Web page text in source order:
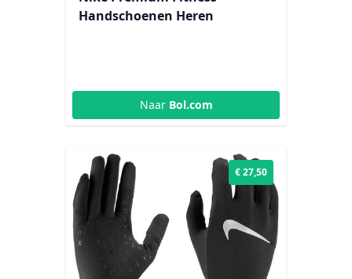
Handschoenen Heren
Naar Bol.com
€ 27,50